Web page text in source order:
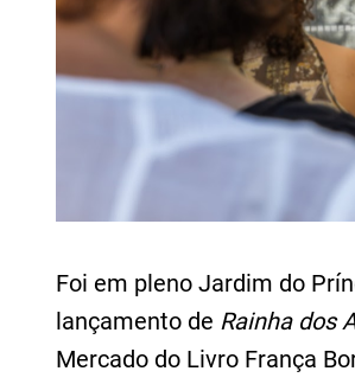
Foi em pleno Jardim do
lançamento de Rainha dos
Mercado do Livro França